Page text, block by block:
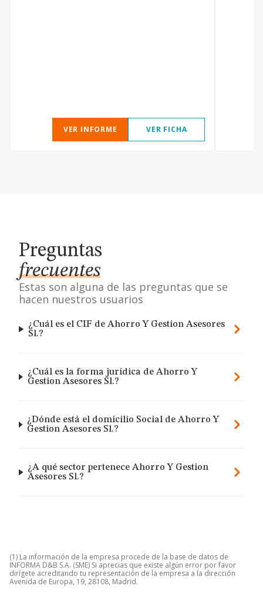
VER INFORME VER FICHA
Preguntas
frecuentes
Estas son alguna de las preguntas que se
hacen nuestros usuarios
¿Cuál es el CIF de Ahorro Y Gestion Asesores
Sl.?
¿Cuál es la forma jurídica de Ahorro Y
Gestion Asesores Sl.?
¿Dónde está el domicilio Social de Ahorro Y
Gestion Asesores Sl.?
¿A qué sector pertenece Ahorro Y Gestion
Asesores Sl.?
(1) La información de la empresa procede de la base de datos de
INFORMA D&B S.A. (SME) Si aprecias que existe algún error por favor
dirígete acreditando tu representación de la empresa a la dirección
Avenida de Europa, 19, 28108, Madrid.